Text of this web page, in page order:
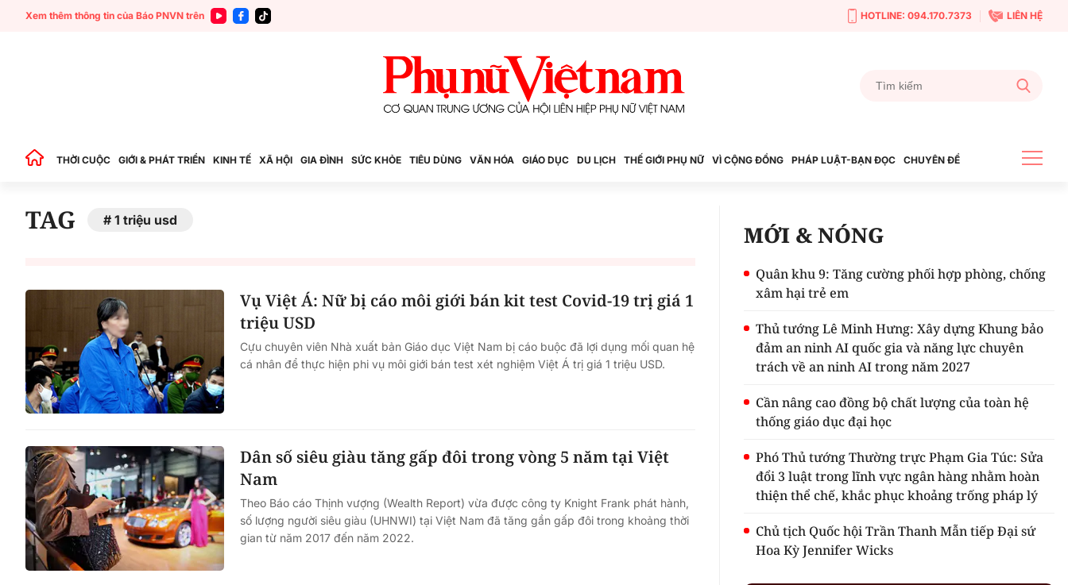
Xem thêm thông tin của Báo PNVN trên HOTLINE: 094.170.7373 LIÊN HỆ
THỜI CUỘC GIỚI & PHÁT TRIỂN KINH TẾ XÃ HỘI GIA ĐÌNH SỨC KHỎE TIÊU DÙNG VĂN HÓA GIÁO DỤC DU LỊCH THẾ GIỚI PHỤ NỮ VÌ CỘNG ĐỒNG PHÁP LUẬT-BẠN ĐỌC CHUYÊN ĐỀ
TAG 1 triệu usd
Vụ Việt Á: Nữ bị cáo môi giới bán kit test Covid-19 trị giá 1
triệu USD
Cựu chuyên viên Nhà xuất bản Giáo dục Việt Nam bị cáo buộc đã lợi dụng mối quan hệ
cá nhân để thực hiện phi vụ môi giới bán test xét nghiệm Việt Á trị giá 1 triệu USD.
Dân số siêu giàu tăng gấp đôi trong vòng 5 năm tại Việt
Nam
Theo Báo cáo Thịnh vượng (Wealth Report) vừa được công ty Knight Frank phát hành,
số lượng người siêu giàu (UHNWI) tại Việt Nam đã tăng gần gấp đôi trong khoảng thời
gian từ năm 2017 đến năm 2022.
MỚI & NÓNG
Quân khu 9: Tăng cường phối hợp phòng, chống
xâm hại trẻ em
Thủ tướng Lê Minh Hưng: Xây dựng Khung bảo
đảm an ninh AI quốc gia và năng lực chuyên
trách về an ninh AI trong năm 2027
Cần nâng cao đồng bộ chất lượng của toàn hệ
thống giáo dục đại học
Phó Thủ tướng Thường trực Phạm Gia Túc: Sửa
đổi 3 luật trong lĩnh vực ngân hàng nhằm hoàn
thiện thể chế, khắc phục khoảng trống pháp lý
Chủ tịch Quốc hội Trần Thanh Mẫn tiếp Đại sứ
Hoa Kỳ Jennifer Wicks